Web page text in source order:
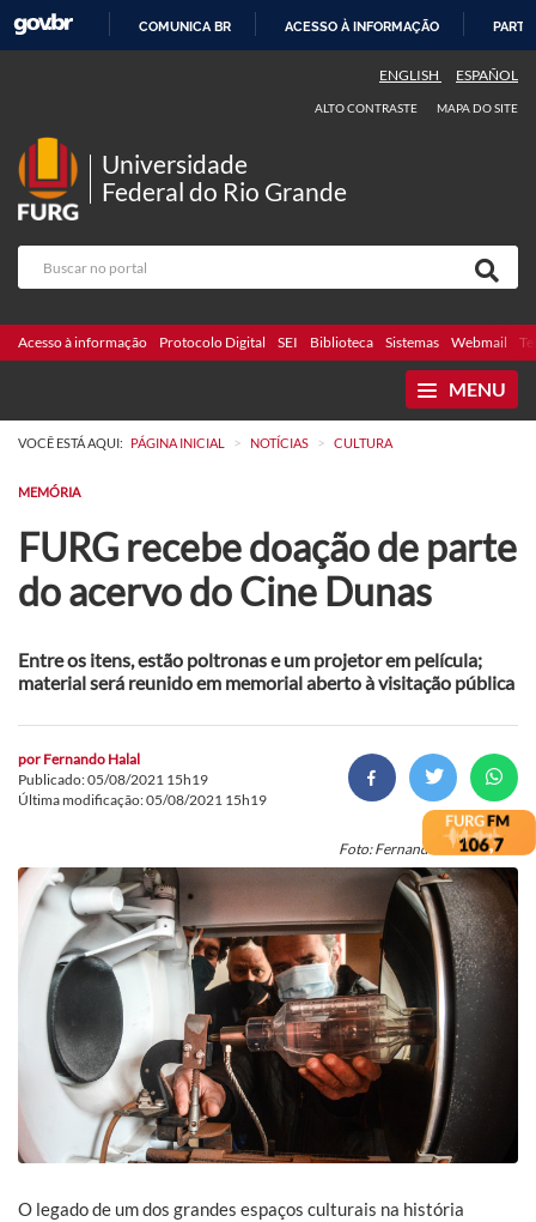
COMUNICA BR ACESSO À INFORMAÇÃO
ENGLISH ESPAÑOL
ALTO CONTRASTE MAPA DO SITE
Universidade
Federal do Rio Grande
Acesso à informação Protocolo Digital SEI Biblioteca Sistemas Webmail
MENU
VOCÊ ESTÁ AQUI: PÁGINA INICIAL > NOTÍCIAS > CULTURA
MEMÓRIA
FURG recebe doação de parte
do acervo do Cine Dunas
Entre os itens, estão poltronas e um projetor em película;
material será reunido em memorial aberto à visitação pública
por Fernando Halal
Publicado: 05/08/2021 15h19
Última modificação: 05/08/2021 15h19
Foto: Fernando Halal/Secom
O legado de um dos grandes espaços culturais na história